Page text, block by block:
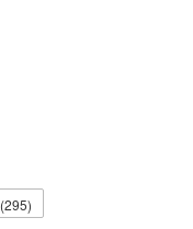
(295)